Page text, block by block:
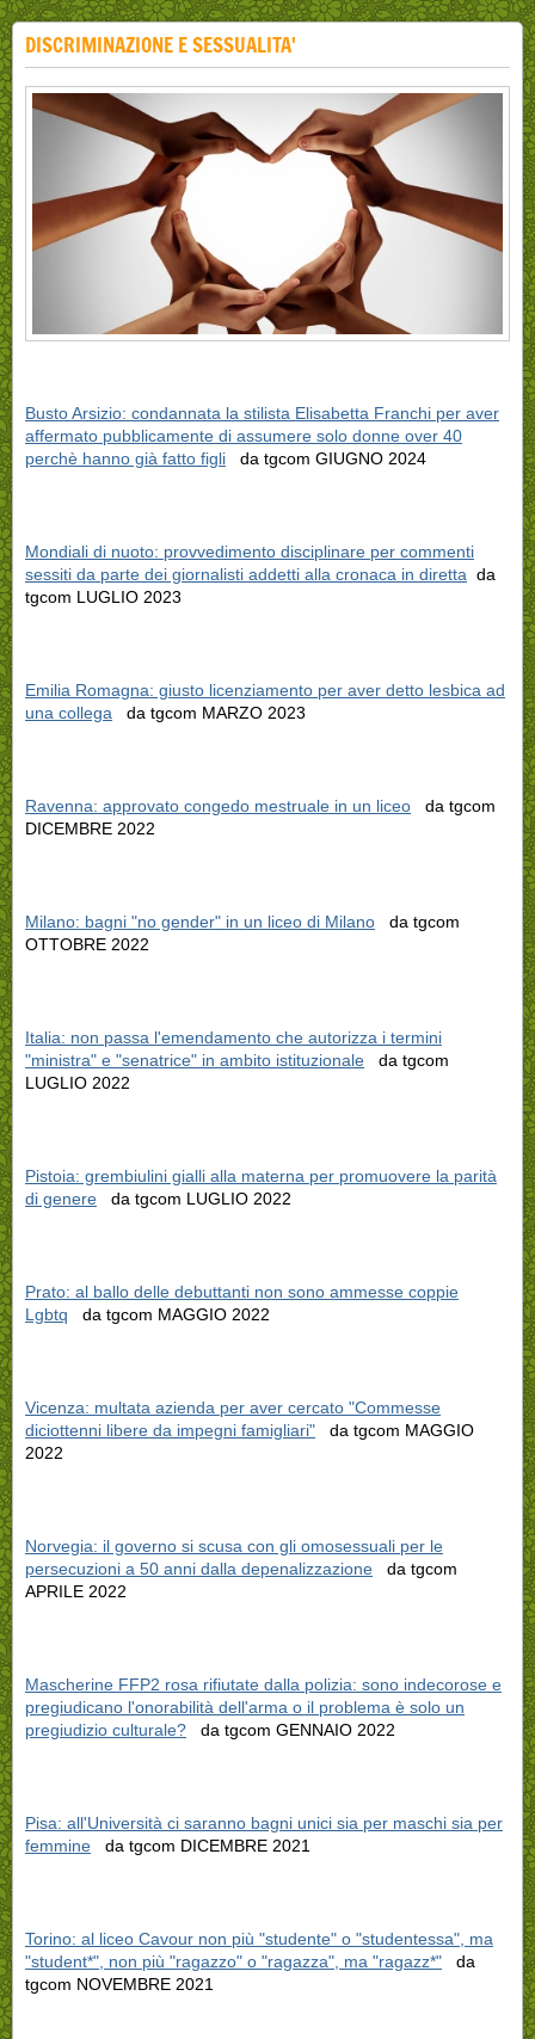
DISCRIMINAZIONE E SESSUALITA'
Busto Arsizio: condannata la stilista Elisabetta Franchi per aver
affermato pubblicamente di assumere solo donne over 40
perchè hanno già fatto figli da tgcom GIUGNO 2024
Mondiali di nuoto: provvedimento disciplinare per commenti
sessiti da parte dei giornalisti addetti alla cronaca in diretta da
tgcom LUGLIO 2023
Emilia Romagna: giusto licenziamento per aver detto lesbica ad
una collega da tgcom MARZO 2023
Ravenna: approvato congedo mestruale in un liceo da tgcom
DICEMBRE 2022
Milano: bagni "no gender" in un liceo di Milano da tgcom
OTTOBRE 2022
Italia: non passa l'emendamento che autorizza i termini
"ministra" e "senatrice" in ambito istituzionale da tgcom
LUGLIO 2022
Pistoia: grembiulini gialli alla materna per promuovere la parità
di genere da tgcom LUGLIO 2022
Prato: al ballo delle debuttanti non sono ammesse coppie
Lgbtq da tgcom MAGGIO 2022
Vicenza: multata azienda per aver cercato "Commesse
diciottenni libere da impegni famigliari" da tgcom MAGGIO
2022
Norvegia: il governo si scusa con gli omosessuali per le
persecuzioni a 50 anni dalla depenalizzazione da tgcom
APRILE 2022
Mascherine FFP2 rosa rifiutate dalla polizia: sono indecorose e
pregiudicano l'onorabilità dell'arma o il problema è solo un
pregiudizio culturale? da tgcom GENNAIO 2022
Pisa: all'Università ci saranno bagni unici sia per maschi sia per
femmine da tgcom DICEMBRE 2021
Torino: al liceo Cavour non più "studente" o "studentessa", ma
"student*", non più "ragazzo" o "ragazza", ma "ragazz*" da
tgcom NOVEMBRE 2021